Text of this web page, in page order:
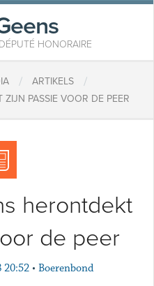
HONORAIRE
/ ARTIKELS /
ZIJN PASSIE VOOR DE PEER
herontdekt
de peer
20:52 • Boerenbond